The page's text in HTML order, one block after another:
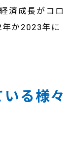
済成長がコロ
か2023年に
る様々